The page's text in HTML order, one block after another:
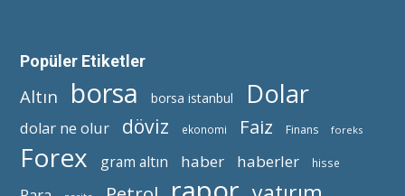
Popüler Etiketler
Altın borsa borsa istanbul Dolar
dolar ne olur döviz ekonomi Faiz Finans foreks
Forex gram altın haber haberler hisse